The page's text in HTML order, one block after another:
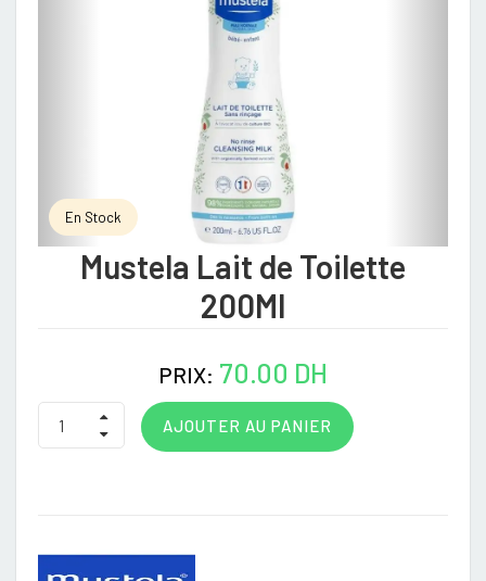
En Stock
Mustela Lait de Toilette
200Ml
PRIX: 70.00 DH
AJOUTER AU PANIER